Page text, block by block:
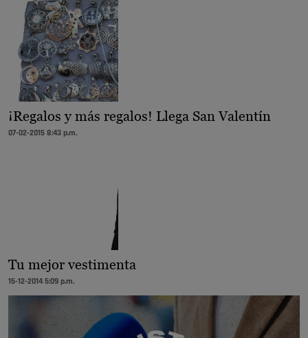
¡Regalos y más regalos! Llega San Valentín
07-02-2015 8:43 p.m.
Tu mejor vestimenta
15-12-2014 5:09 p.m.